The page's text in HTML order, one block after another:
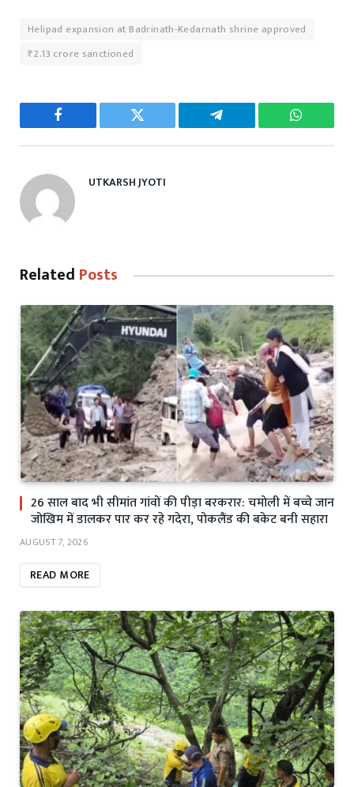
Helipad expansion at Badrinath-Kedarnath shrine approved
₹2.13 crore sanctioned
Facebook Twitter Telegram
UTKARSH JYOTI
Related Posts
26 साल बाद भी सीमांत गांवों की पीड़ा बरकरार: चमोली में बच्चे जान
जोखिम में डालकर पार कर रहे गदेरा, पोकलैंड की बकेट बनी सहारा
AUGUST 7, 2026
READ MORE